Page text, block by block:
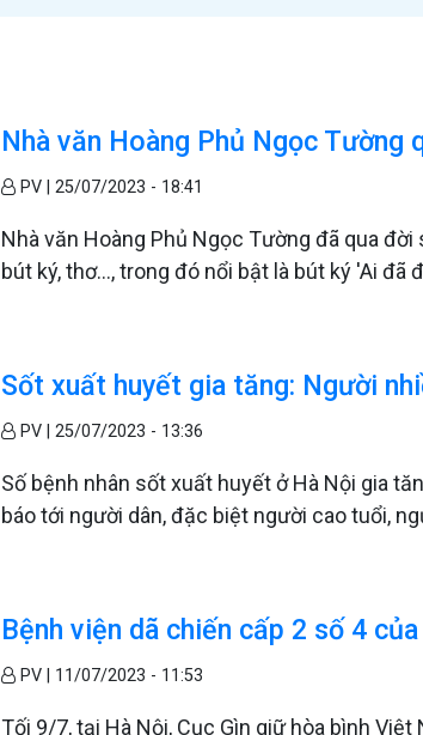
Nhà văn Hoàng Phủ Ngọc Tường
PV |25/07/2023 - 18:41
Nhà văn Hoàng Phủ Ngọc Tường đã qua
bút ký, thơ..., trong đó nổi bật là bút ký 'Ai đã
Sốt xuất huyết gia tăng: Người
PV |25/07/2023 - 13:36
Số bệnh nhân sốt xuất huyết ở Hà Nội gia
báo tới người dân, đặc biệt người cao tuổi,
Bệnh viện dã chiến cấp 2 số 4
PV | 11/07/2023 - 11:53
Tối 9/7, tại Hà Nội, Cục Gìn giữ hòa bình